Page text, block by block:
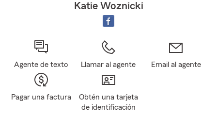
Katie Woznicki
Agente de texto Llamar al agente Email al agente
Pagar una factura
Obtén una tarjeta
de identificación